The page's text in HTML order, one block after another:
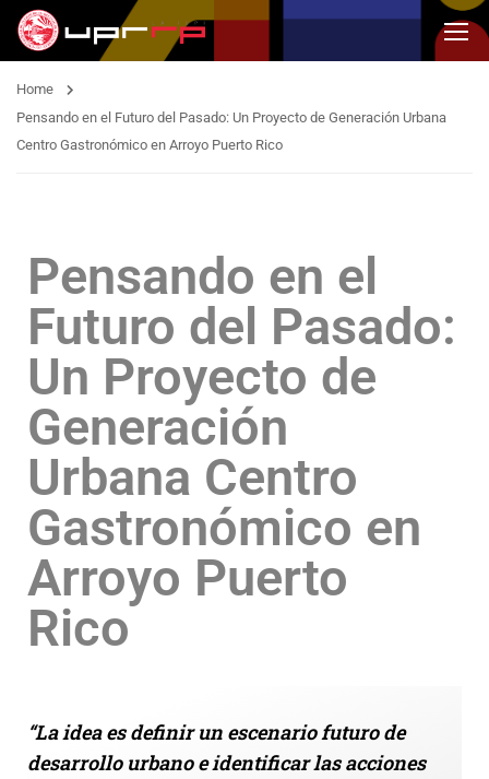
Home
Pensando en el Futuro del Pasado: Un Proyecto de Generación Urbana
Centro Gastronómico en Arroyo Puerto Rico
Pensando en el
Futuro del Pasado:
Un Proyecto de
Generación
Urbana Centro
Gastronómico en
Arroyo Puerto
Rico
“La idea es definir un escenario futuro de
desarrollo urbano e identificar las acciones